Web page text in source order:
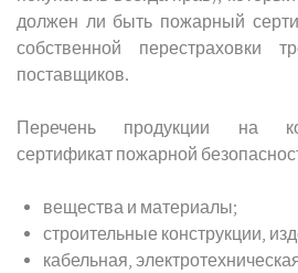
должен ли быть пожарный
собственной перестраховки
поставщиков.
Перечень продукции на
сертификат пожарной
вещества и материалы;
строительные конструкции,
кабельная,